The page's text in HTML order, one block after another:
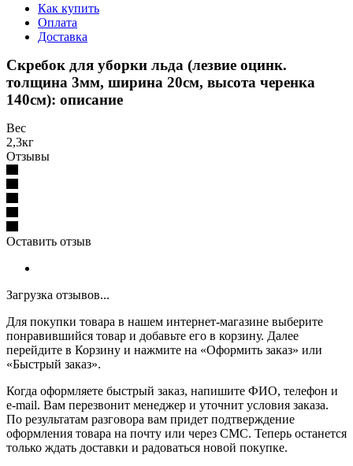
Как купить
Оплата
Доставка
Скребок для уборки льда (лезвие оцинк.
толщина 3мм, ширина 20см, высота черенка
140см): описание
Вес
2,3кг
Отзывы
Оставить отзыв
Загрузка отзывов...
Для покупки товара в нашем интернет-магазине выберите
понравившийся товар и добавьте его в корзину. Далее
перейдите в Корзину и нажмите на «Оформить заказ» или
«Быстрый заказ».
Когда оформляете быстрый заказ, напишите ФИО, телефон и
e-mail. Вам перезвонит менеджер и уточнит условия заказа.
По результатам разговора вам придет подтверждение
оформления товара на почту или через СМС. Теперь останется
только ждать доставки и радоваться новой покупке.